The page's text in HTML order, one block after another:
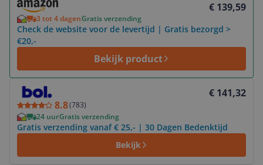
€ 139,59
3 tot 4 dagenGratis verzending
Check de website voor de levertijd | Gratis bezorgd >
€20,-
Bekijk product
8.8(783)
€ 141,32
24 uurGratis verzending
Gratis verzending vanaf € 25,- | 30 Dagen Bedenktijd
Bekijk
Bekijk product